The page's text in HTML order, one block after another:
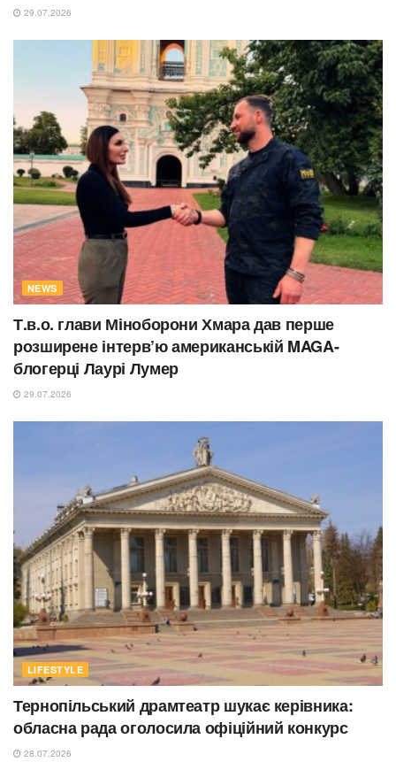
29.07.2026
NEWS
Т.в.о. глави Міноборони Хмара дав перше
розширене інтерв’ю американській MAGA-
блогерці Лаурі Лумер
29.07.2026
LIFESTYLE
Тернопільський драмтеатр шукає керівника:
обласна рада оголосила офіційний конкурс
28.07.2026